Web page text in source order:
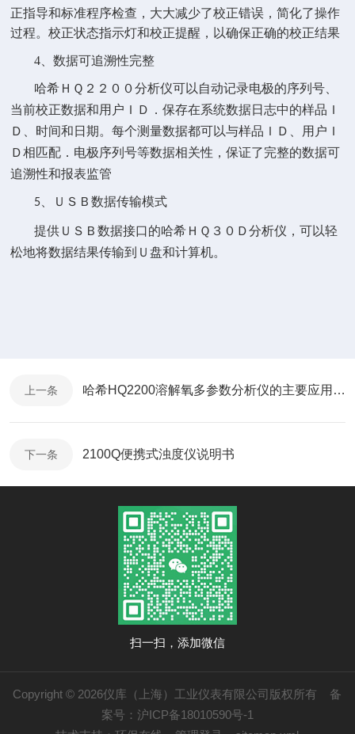
正指导和标准程序检查，大大减少了校正错误，简化了操作
过程。校正状态指示灯和校正提醒，以确保正确的校正结果
4、数据可追溯性完整
哈希 ＨＱ２２００分析仪可以自动记录电极的序列号、
当前校正数据和用户 ＩＤ ．保存在系统数据日志中的样品
Ｄ
、时间和日期。每个测量数据都可以与样品 ＩＤ 、用户
Ｄ相匹配．电极序列号等数据相关性，保证了完整的数据可
追溯性和报表监管
5、ＵＳＢ数据传输模式
提供 ＵＳＢ数据接口的哈希 ＨＱ３０Ｄ分析仪，可以轻
松地将数据结果传输到 Ｕ盘和计算机。
上一条 哈希HQ2200溶解氧多参数分析仪的主要应用领域
下一条 2100Q便携式浊度仪说明书
扫一扫，添加微信
Copyright © 2026仪库（上海）工业仪表有限公司版权所有 备
案号：沪ICP备18010590号-1